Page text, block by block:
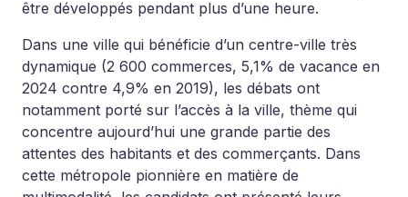
être développés pendant plus d’une heure.
Dans une ville qui bénéficie d’un centre-ville très
dynamique (2 600 commerces, 5,1% de vacance en
2024 contre 4,9% en 2019), les débats ont
notamment porté sur l’accès à la ville, thème qui
concentre aujourd’hui une grande partie des
attentes des habitants et des commerçants. Dans
cette métropole pionnière en matière de